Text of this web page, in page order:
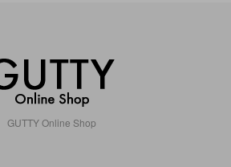
GUTTY Online Shop